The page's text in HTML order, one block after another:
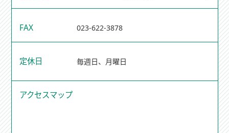
FAX 023-622-3878
定休日 毎週日、月曜日
アクセスマップ